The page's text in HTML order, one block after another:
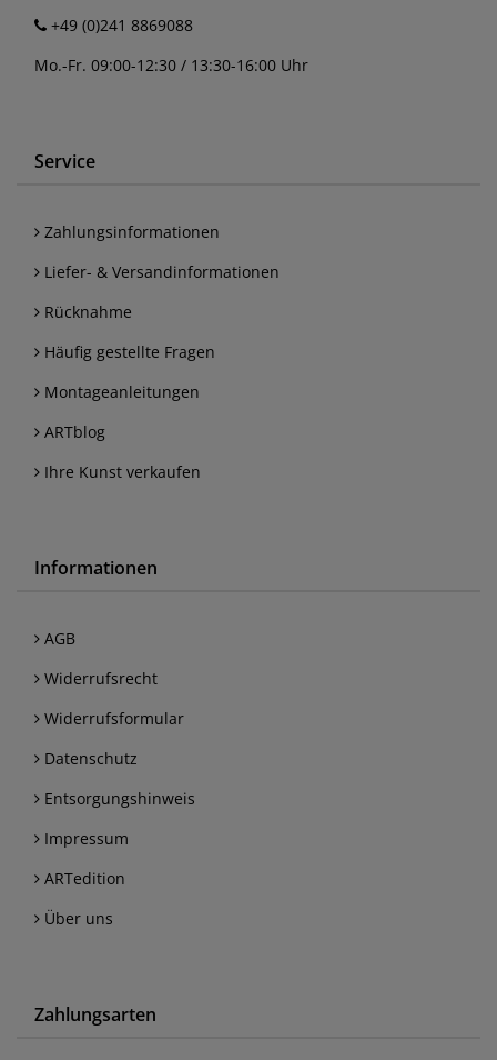
+49 (0)241 8869088
Mo.-Fr. 09:00-12:30 / 13:30-16:00 Uhr
Service
Zahlungsinformationen
Liefer- & Versandinformationen
Rücknahme
Häufig gestellte Fragen
Montageanleitungen
ARTblog
Ihre Kunst verkaufen
Informationen
AGB
Widerrufsrecht
Widerrufsformular
Datenschutz
Entsorgungshinweis
Impressum
ARTedition
Über uns
Zahlungsarten